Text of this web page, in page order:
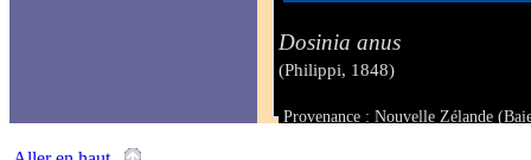
Dosinia anus
(Philippi, 1848)
Provenance : Nouvelle Zélande